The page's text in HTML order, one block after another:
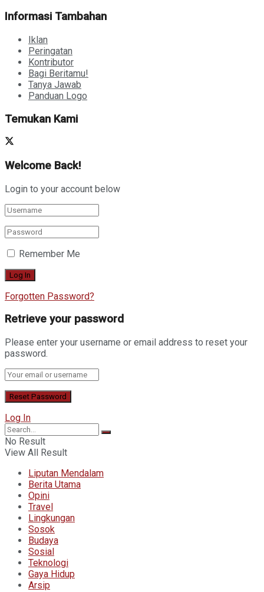
Informasi Tambahan
Iklan
Peringatan
Kontributor
Bagi Beritamu!
Tanya Jawab
Panduan Logo
Temukan Kami
Welcome Back!
Login to your account below
Remember Me
Forgotten Password?
Retrieve your password
Please enter your username or email address to reset your
password.
Log In
No Result
View All Result
Liputan Mendalam
Berita Utama
Opini
Travel
Lingkungan
Sosok
Budaya
Sosial
Teknologi
Gaya Hidup
Arsip